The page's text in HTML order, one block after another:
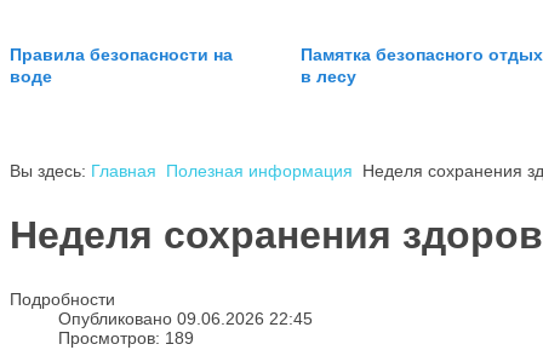
Правила безопасности на
воде
Памятка безопасного
в лесу
Вы здесь: Главная Полезная информация Неделя сохранения
Неделя сохранения
Подробности
Опубликовано 09.06.2026 22:45
Просмотров: 189